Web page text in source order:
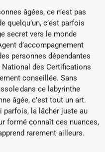
âgées, ce n’est pas
quelqu’un, c’est parfois
secret vers le monde
d’accompagnement
personnes dépendantes
National des Certifications
conseillée. Sans
dans ce labyrinthe
âgée, c’est tout un art.
parfois, la lâcher juste au
formé connaît ces nuances,
rarement ailleurs.